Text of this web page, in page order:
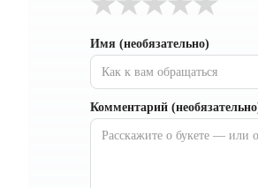
Имя (необязательно)
Комментарий